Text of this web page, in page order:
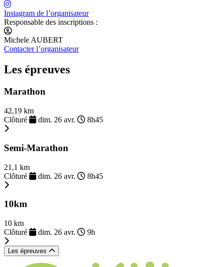
Instagram de l’organisateur
Responsable des inscriptions :
Michele AUBERT
Contacter l’organisateur
Les épreuves
Marathon
42,19 km
Clôturé
dim. 26 avr. 8h45
Semi-Marathon
21,1 km
Clôturé
dim. 26 avr. 8h45
10km
10 km
Clôturé
dim. 26 avr. 9h
Les épreuves